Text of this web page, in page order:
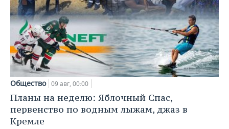
Общество 09 авг, 00:00
Планы на неделю: Яблочный Спас,
первенство по водным лыжам, джаз в
Кремле